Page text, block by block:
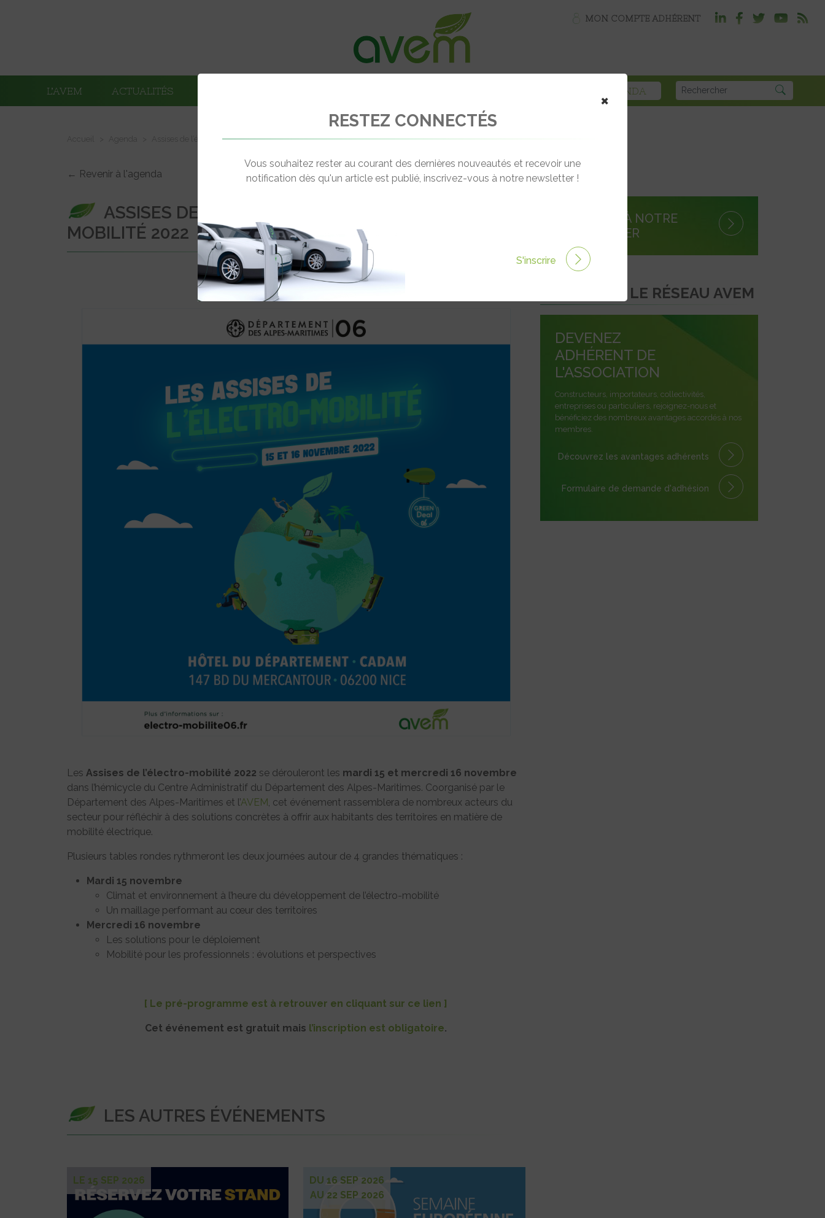
MON COMPTE ADHÉRENT
L’AVEM ACTUALITÉS AGENDA
Assises de l’électro-mobilité 2022
← Revenir à l'agenda
ASSISES DE L’ÉLECTRO-
MOBILITÉ 2022
Les Assises de l’électro-mobilité 2022 se dérouleront les mardi 15 et mercredi 16 novembre
dans l’hémicycle du Centre Administratif du Département des Alpes-Maritimes. Coorganisé par le
Département des Alpes-Maritimes et l’AVEM, cet événement rassemblera de nombreux acteurs du
secteur pour réfléchir à des solutions concrètes à offrir aux habitants des territoires en matière de
mobilité électrique.
Plusieurs tables rondes rythmeront les deux journées autour de 4 grandes thématiques :
Mardi 15 novembre
Climat et environnement à l’heure du développement de l’électro-mobilité
Un maillage performant au cœur des territoires
Mercredi 16 novembre
Les solutions pour le déploiement
Mobilité pour les professionnels : évolutions et perspectives
[ Le pré-programme est à retrouver en cliquant sur ce lien ]
Cet événement est gratuit mais l’inscription est obligatoire.
LES AUTRES ÉVÉNEMENTS
LE 15 SEP 2026
DU 16 SEP 2026
AU 22 SEP 2026
S'INSCRIRE À NOTRE
NEWSLETTER
REJOINDRE LE RÉSEAU AVEM
DEVENEZ
ADHÉRENT DE
L'ASSOCIATION
Constructeurs, importateurs, collectivités,
entreprises ou particuliers, rejoignez-nous et
bénéficiez des nombreux avantages accordés à nos
membres.
Découvrez les avantages adhérents
Formulaire de demande d'adhésion
×
RESTEZ CONNECTÉS
Vous souhaitez rester au courant des dernières nouveautés et recevoir une
notification dès qu'un article est publié, inscrivez-vous à notre newsletter !
S'inscrire